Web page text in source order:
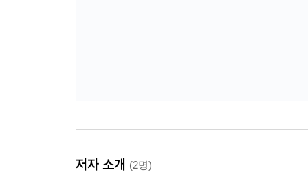
__Code Interpreter 이용 요금
__OpenAI API 사전 준비
저자 소개 (2명)